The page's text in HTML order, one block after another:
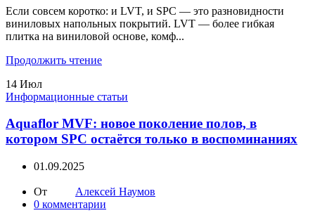
Если совсем коротко: и LVT, и SPC — это разновидности
виниловых напольных покрытий. LVT — более гибкая
плитка на виниловой основе, комф...
Продолжить чтение
14 Июл
Информационные статьи
Aquaflor MVF: новое поколение полов, в
котором SPC остаётся только в воспоминаниях
01.09.2025
От
Алексей Наумов
0 комментарии